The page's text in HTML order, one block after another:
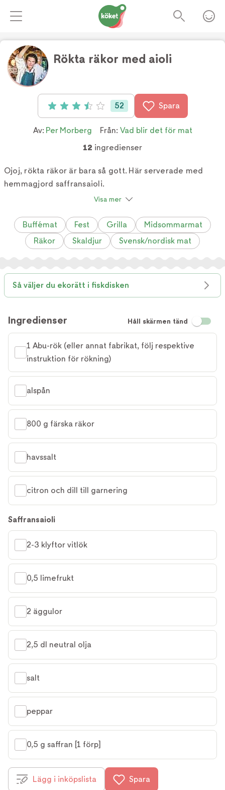
Rökta räkor med aioli
Betyg: 3.5 av 5 (52 röster)
52 Spara
Av: Per Morberg Från: Vad blir det för mat
12 ingredienser
Ojoj, rökta räkor är bara så gott. Här serverade med
hemmagjord saffransaioli.
Visa mer
Buffémat Fest Grilla
Midsommarmat
Räkor
Skaldjur Svensk/nordisk mat
Så väljer du ekorätt i fiskdisken
Ingredienser Håll skärmen tänd
1 Abu-rök (eller annat fabrikat, följ respektive
instruktion för rökning)
alspån
800 g färska räkor
havssalt
citron och dill till garnering
Saffransaioli
2-3 klyftor vitlök
0,5 limefrukt
2 äggulor
2,5 dl neutral olja
salt
peppar
0,5 g saffran [1 förp]
Lägg i inköpslista Spara